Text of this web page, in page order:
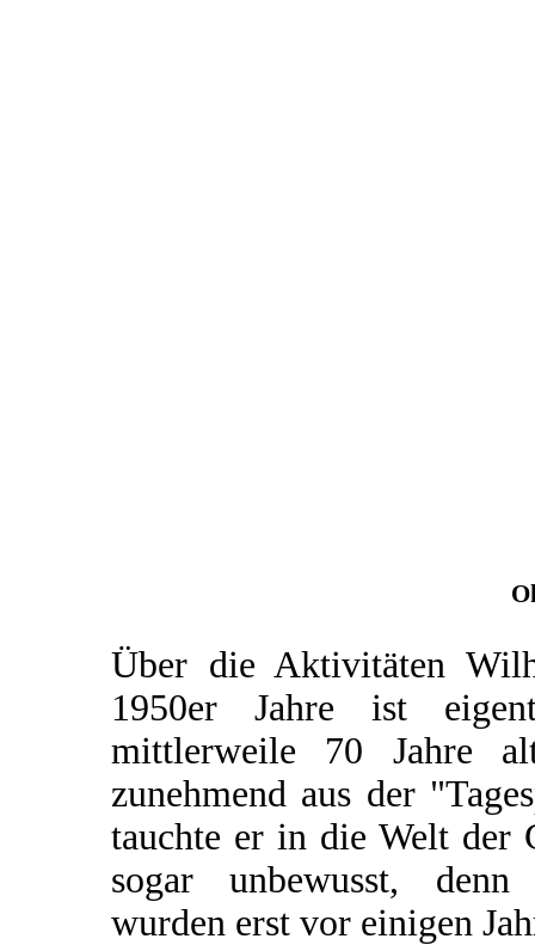
Über die Aktivitäten
1950er Jahre ist
mittlerweile 70 Jahre
zunehmend aus der
tauchte er in die Welt der
sogar unbewusst, denn
wurden erst vor einigen